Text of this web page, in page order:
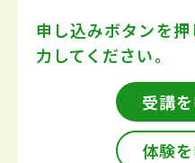
申し込みボタンを押
力してください。
受講
体験